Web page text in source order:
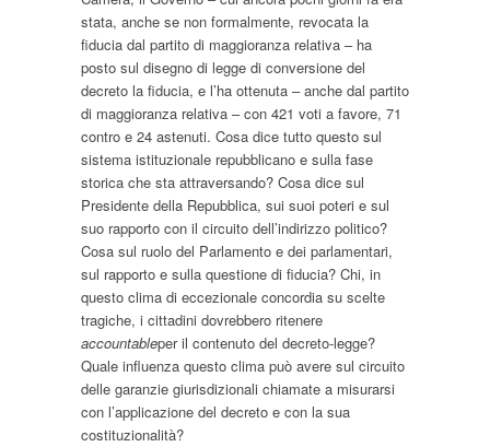
stata, anche se non formalmente, revocata la
fiducia dal partito di maggioranza relativa – ha
posto sul disegno di legge di conversione del
decreto la fiducia, e l’ha ottenuta – anche dal partito
di maggioranza relativa – con 421 voti a favore, 71
contro e 24 astenuti. Cosa dice tutto questo sul
sistema istituzionale repubblicano e sulla fase
storica che sta attraversando? Cosa dice sul
Presidente della Repubblica, sui suoi poteri e sul
suo rapporto con il circuito dell’indirizzo politico?
Cosa sul ruolo del Parlamento e dei parlamentari,
sul rapporto e sulla questione di fiducia? Chi, in
questo clima di eccezionale concordia su scelte
tragiche, i cittadini dovrebbero ritenere
accountableper il contenuto del decreto-legge?
Quale influenza questo clima può avere sul circuito
delle garanzie giurisdizionali chiamate a misurarsi
con l’applicazione del decreto e con la sua
costituzionalità?